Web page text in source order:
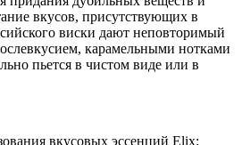
вкусов, присутствующих в
виски дают неповторимый
карамельными нотками
пьется в чистом виде или в
вкусовых эссенций Elix: